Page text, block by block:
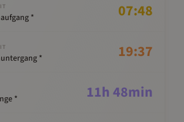
* 07:48
* 19:37
* 11h 48min